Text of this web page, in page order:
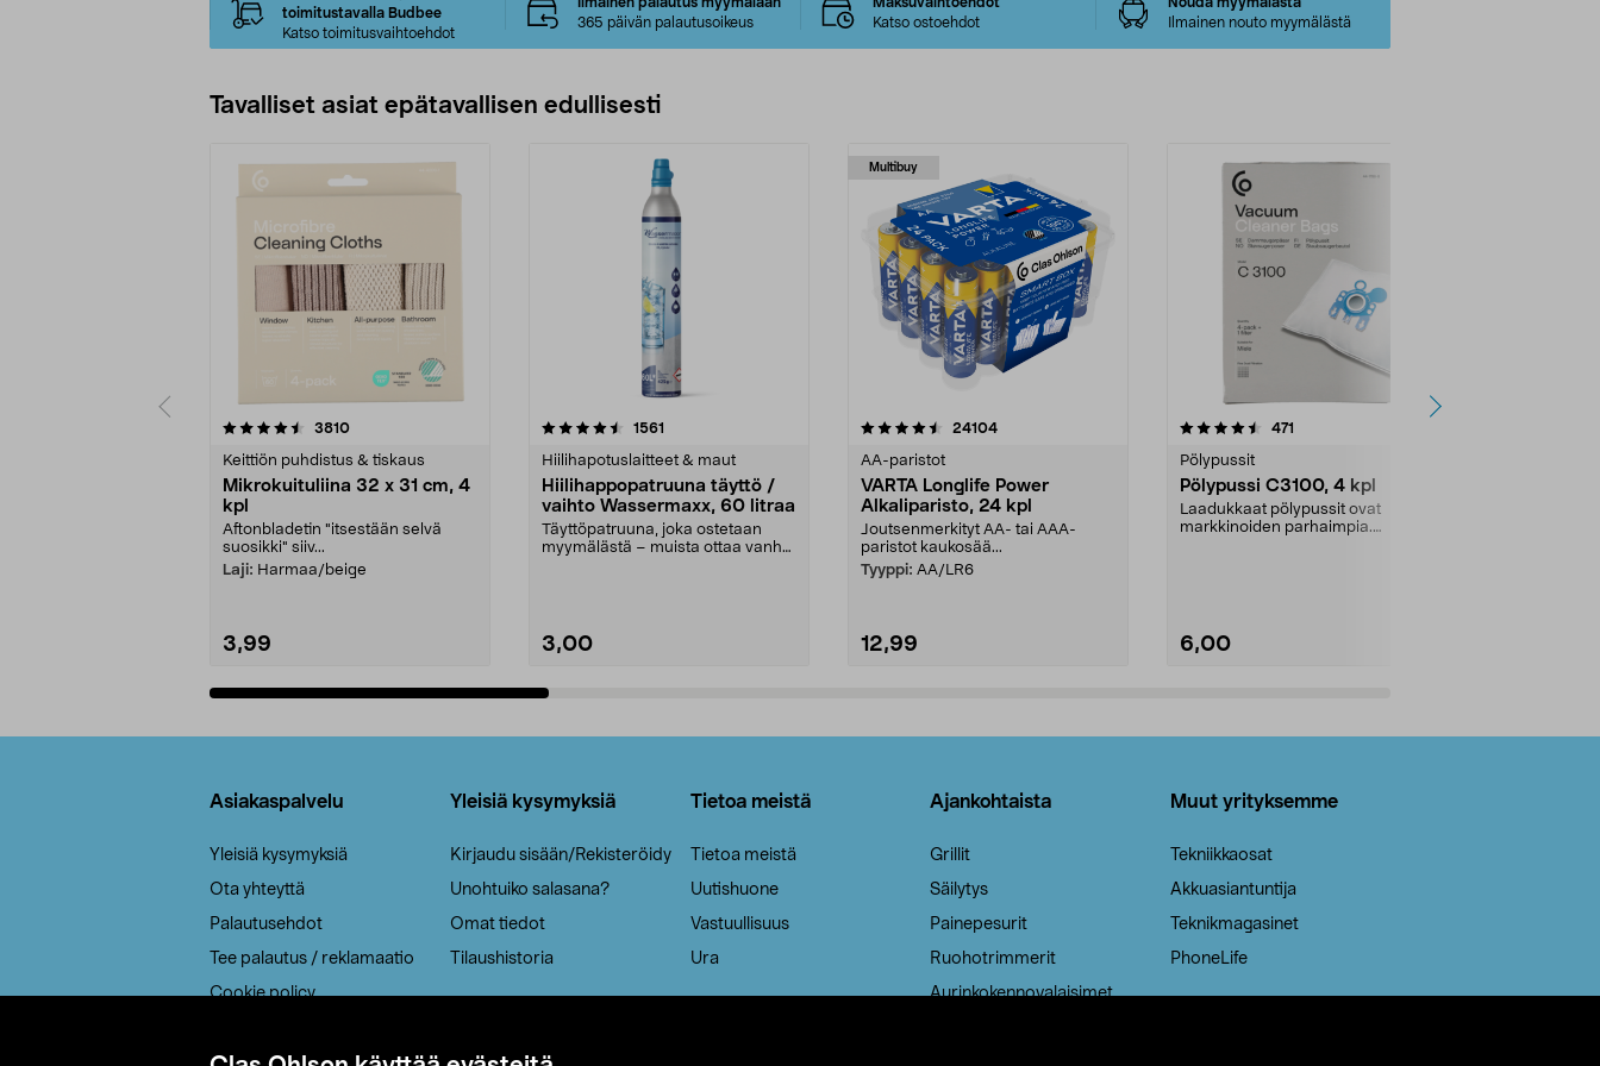
toimitustavalla Budbee
Katso toimitusvaihtoehdot
365 päivän palautusoikeus
Katso ostoehdot
Ilmainen nouto myymälästä
Tavalliset asiat epätavallisen edullisesti
3810arvostelut
Keittiön puhdistus & tiskaus
Mikrokuituliina 32 x 31 cm, 4
kpl
Aftonbladetin "itsestään selvä
suosikki" siiv...
Laji: Harmaa/beige
3,99
4.5viidestä
1561
Hiilihapotuslaitteet & maut
Hiilihappopatruuna täyttö /
vaihto Wassermaxx, 60 litraa
Täyttöpatruuna, joka ostetaan
myymälästä – muista ottaa vanha
3,00
Multibuy
4.5viidestä
24104arvostelut
AA-paristot
VARTA Longlife Power
Alkaliparisto, 24 kpl
Joutsenmerkityt AA- tai AAA-
paristot kaukosää...
Tyyppi: AA/LR6
12,99
4.5viidestä
471
Pölypussit
Pölypussi C3100, 4 kpl
Laadukkaat pölypussit ovat
markkinoiden parhaimpia.
6,00
4.5viidestä
Asiakaspalvelu
Yleisiä kysymyksiä
Ota yhteyttä
Palautusehdot
Tee palautus / reklamaatio
Cookie policy
Saavutettavuus
Yleisiä kysymyksiä
Kirjaudu sisään/Rekisteröidy
Unohtuiko salasana?
Omat tiedot
Tilaushistoria
Tietoa meistä
Tietoa meistä
Uutishuone
Vastuullisuus
Ura
Ajankohtaista
Grillit
Säilytys
Painepesurit
Ruohotrimmerit
Aurinkokennovalaisimet
Muut yrityksemme
Tekniikkaosat
Akkuasiantuntija
Teknikmagasinet
PhoneLife